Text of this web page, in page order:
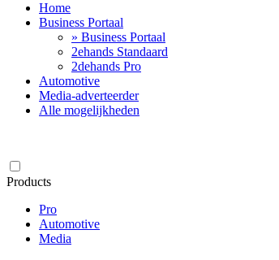
Home
Business Portaal
» Business Portaal
2ehands Standaard
2dehands Pro
Automotive
Media-adverteerder
Alle mogelijkheden
Products
Pro
Automotive
Media